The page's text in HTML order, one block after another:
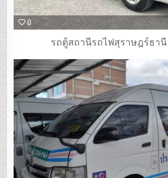
0
รถตู้สถานีรถไฟสุราษฎร์ธานี